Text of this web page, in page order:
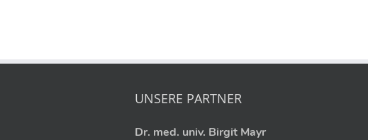
UNSERE PARTNER
Dr. med. univ. Birgit Mayr